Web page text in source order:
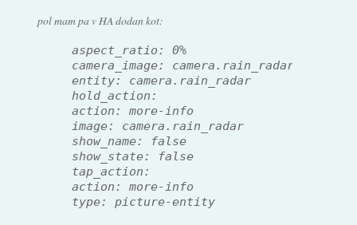
pol mam pa v HA dodan kot:
aspect_ratio: 0%
camera_image: camera.rain_radar
entity: camera.rain_radar
hold_action:
action: more-info
image: camera.rain_radar
show_name: false
show_state: false
tap_action:
action: more-info
type: picture-entity